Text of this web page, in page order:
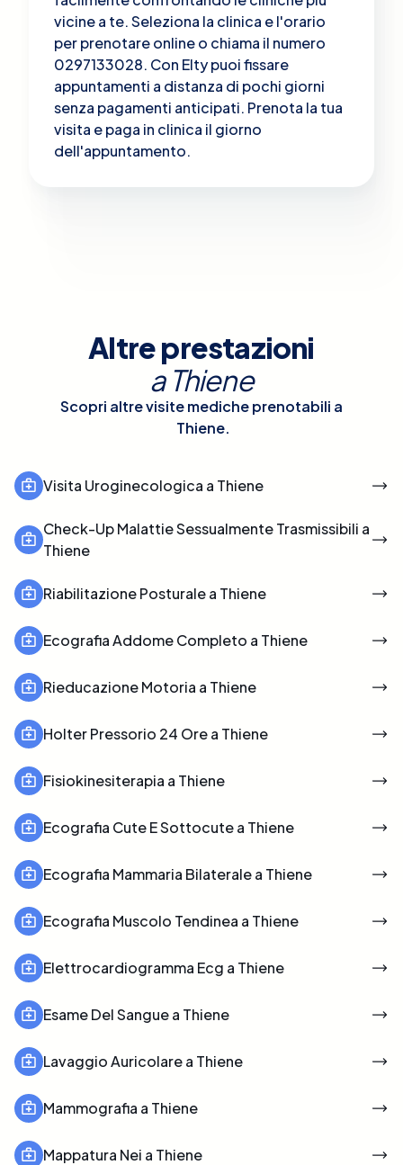
vicine a te. Seleziona la clinica e l'orario
per prenotare online o chiama il numero
0297133028. Con Elty puoi fissare
appuntamenti a distanza di pochi giorni
senza pagamenti anticipati. Prenota la tua
visita e paga in clinica il giorno
dell'appuntamento.
Altre prestazioni
a Thiene
Scopri altre visite mediche prenotabili a
Thiene.
Visita Uroginecologica a Thiene
Check-Up Malattie Sessualmente Trasmissibili a
Thiene
Riabilitazione Posturale a Thiene
Ecografia Addome Completo a Thiene
Rieducazione Motoria a Thiene
Holter Pressorio 24 Ore a Thiene
Fisiokinesiterapia a Thiene
Ecografia Cute E Sottocute a Thiene
Ecografia Mammaria Bilaterale a Thiene
Ecografia Muscolo Tendinea a Thiene
Elettrocardiogramma Ecg a Thiene
Esame Del Sangue a Thiene
Lavaggio Auricolare a Thiene
Mammografia a Thiene
Mappatura Nei a Thiene